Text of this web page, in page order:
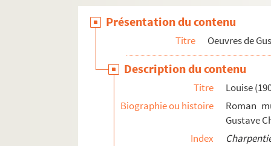
Présentation du contenu
Titre Oeuvres de
Description du contenu
Titre
Louise
Biographie ou histoire
Roman
Gustave
Index